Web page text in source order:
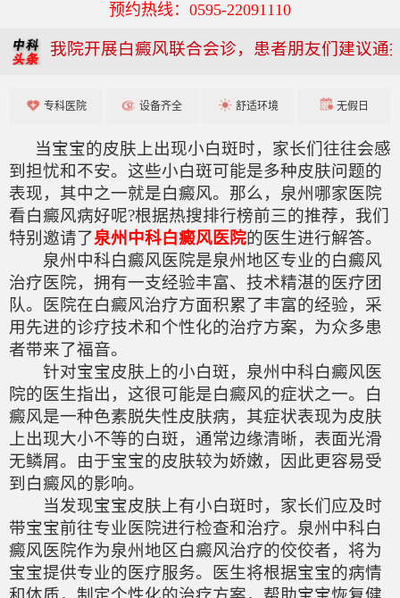
预约热线：0595-22091110
我院开展白癜风联合会诊，患者朋友们建议通
专科医院 设备齐全 舒适环境 无假日
当宝宝的皮肤上出现小白斑时，家长们往往会感
到担忧和不安。这些小白斑可能是多种皮肤问题的
表现，其中之一就是白癜风。那么，泉州哪家医院
看白癜风病好呢?根据热搜排行榜前三的推荐，我们
特别邀请了泉州中科白癜风医院的医生进行解答。
泉州中科白癜风医院是泉州地区专业的白癜风
治疗医院，拥有一支经验丰富、技术精湛的医疗团
队。医院在白癜风治疗方面积累了丰富的经验，采
用先进的诊疗技术和个性化的治疗方案，为众多患
者带来了福音。
针对宝宝皮肤上的小白斑，泉州中科白癜风医
院的医生指出，这很可能是白癜风的症状之一。白
癜风是一种色素脱失性皮肤病，其症状表现为皮肤
上出现大小不等的白斑，通常边缘清晰，表面光滑
无鳞屑。由于宝宝的皮肤较为娇嫩，因此更容易受
到白癜风的影响。
当发现宝宝皮肤上有小白斑时，家长们应及时
带宝宝前往专业医院进行检查和治疗。泉州中科白
癜风医院作为泉州地区白癜风治疗的佼佼者，将为
宝宝提供专业的医疗服务。医生将根据宝宝的病情